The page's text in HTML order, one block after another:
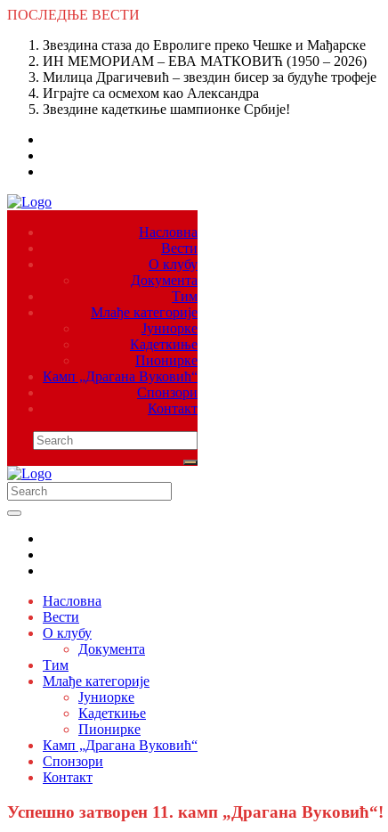
ПОСЛЕДЊЕ ВЕСТИ
Звездина стаза до Евролиге преко Чешке и Мађарске
ИН МЕМОРИАМ – ЕВА МАТКОВИЋ (1950 – 2026)
Милица Драгичевић – звездин бисер за будуће трофеје
Играјте са осмехом као Александра
Звездине кадеткиње шампионке Србије!
Насловна
Вести
О клубу
Документа
Тим
Млађе категорије
Јуниорке
Кадеткиње
Пионирке
Камп „Драгана Вуковић“
Спонзори
Контакт
Насловна
Вести
О клубу
Документа
Тим
Млађе категорије
Јуниорке
Кадеткиње
Пионирке
Камп „Драгана Вуковић“
Спонзори
Контакт
Успешно затворен 11. камп „Драгана Вуковић“!